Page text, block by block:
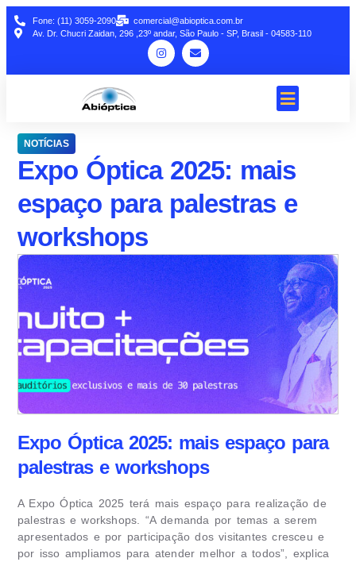
Fone: (11) 3059-2090
comercial@abioptica.com.br
Av. Dr. Chucri Zaidan, 296 ,23º andar, São Paulo - SP, Brasil - 04583-110
NOTÍCIAS
Expo Óptica 2025: mais
espaço para palestras e
workshops
Expo Óptica 2025: mais espaço para
palestras e workshops
A Expo Óptica 2025 terá mais espaço para realização de
palestras e workshops. “A demanda por temas a serem
apresentados e por participação dos visitantes cresceu e
por isso ampliamos para atender melhor a todos”, explica